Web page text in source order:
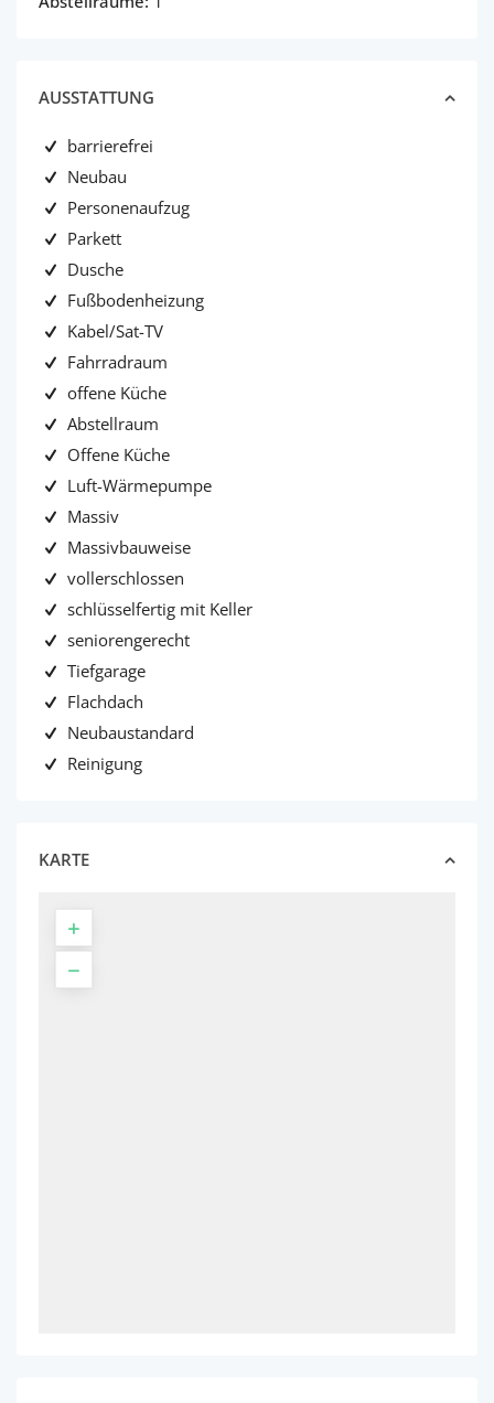
AUSSTATTUNG
barrierefrei
Neubau
Personenaufzug
Parkett
Dusche
Fußbodenheizung
Kabel/Sat-TV
Fahrradraum
offene Küche
Abstellraum
Offene Küche
Luft-Wärmepumpe
Massiv
Massivbauweise
vollerschlossen
schlüsselfertig mit Keller
seniorengerecht
Tiefgarage
Flachdach
Neubaustandard
Reinigung
KARTE